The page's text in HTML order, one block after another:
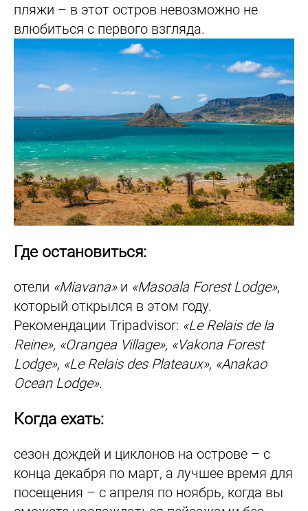
пляжи – в этот остров невозможно не
влюбиться с первого взгляда.
Где остановиться:
отели «Miavana» и «Masoala Forest Lodge»,
который открылся в этом году.
Рекомендации Tripadvisor: «Le Relais de la
Reine», «Orangea Village», «Vakona Forest
Lodge», «Le Relais des Plateaux», «Anakao
Ocean Lodge».
Когда ехать:
сезон дождей и циклонов на острове – с
конца декабря по март, а лучшее время для
посещения – с апреля по ноябрь, когда вы